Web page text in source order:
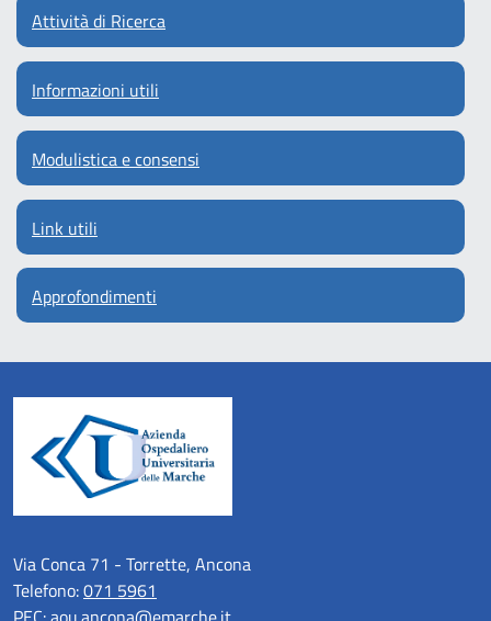
Attività di Ricerca
Informazioni utili
Modulistica e consensi
Link utili
Approfondimenti
Via Conca 71 - Torrette, Ancona
Telefono:071 5961